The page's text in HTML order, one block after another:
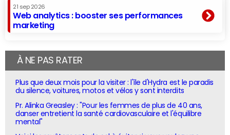
21 sep 2026
Web analytics : booster ses performances
marketing
À NE PAS RATER
Plus que deux mois pour la visiter : l'île d'Hydra est le paradis
du silence, voitures, motos et vélos y sont interdits
Pr. Alinka Greasley : "Pour les femmes de plus de 40 ans,
danser entretient la santé cardiovasculaire et l'équilibre
mental"